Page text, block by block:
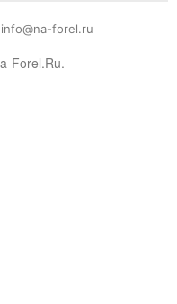
Forel.Ru.
info@na-forel.ru